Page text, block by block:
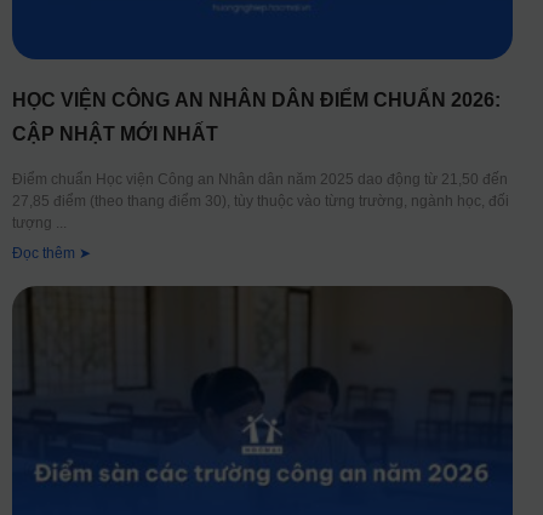
HỌC VIỆN CÔNG AN NHÂN DÂN ĐIỂM CHUẨN 2026:
CẬP NHẬT MỚI NHẤT
Điểm chuẩn Học viện Công an Nhân dân năm 2025 dao động từ 21,50 đến
27,85 điểm (theo thang điểm 30), tùy thuộc vào từng trường, ngành học, đối
tượng
Đọc thêm ➤